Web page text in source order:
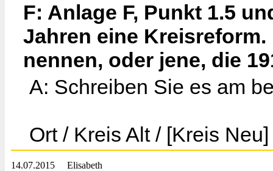
F: Anlage F, Punkt 1.5
Jahren eine
nennen, oder jene, die
A: Schreiben Sie es am
Ort / Kreis Alt / [Kreis Neu]
14.07.2015 Elisabeth